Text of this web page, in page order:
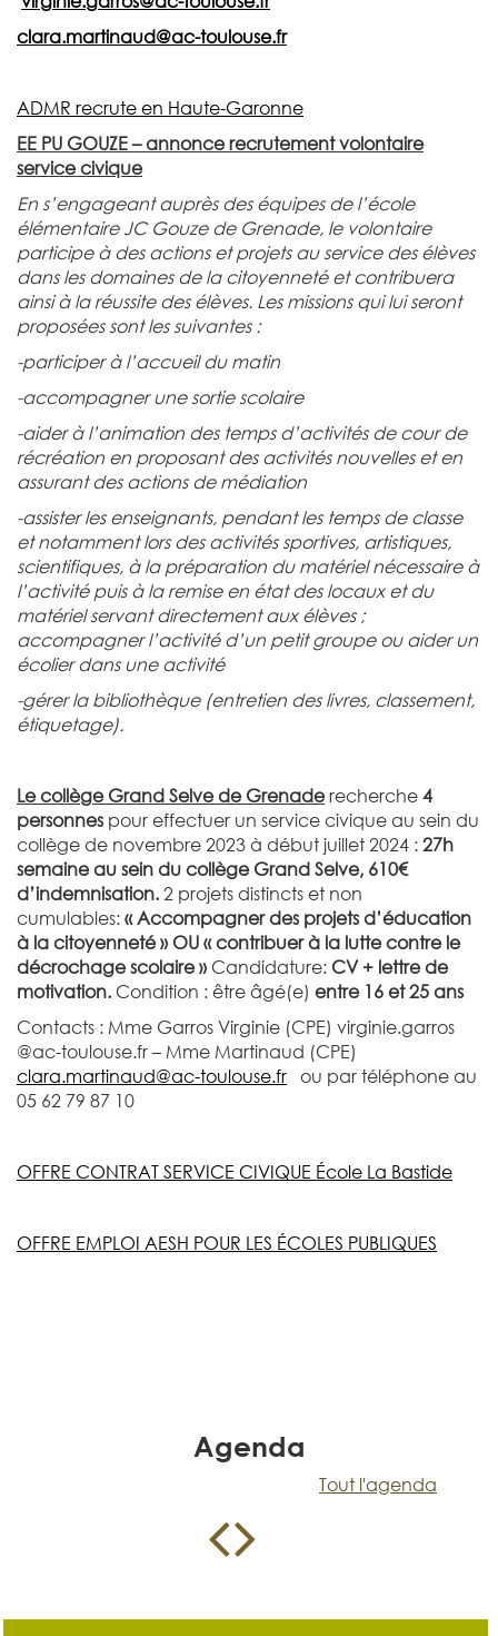
clara.martinaud@ac-toulouse.fr
ADMR recrute en Haute-Garonne
EE PU GOUZE – annonce recrutement volontaire
service civique
En s’engageant auprès des équipes de l’école
élémentaire JC Gouze de Grenade, le volontaire
participe à des actions et projets au service des élèves
dans les domaines de la citoyenneté et contribuera
ainsi à la réussite des élèves. Les missions qui lui seront
proposées sont les suivantes :
-participer à l’accueil du matin
-accompagner une sortie scolaire
-aider à l’animation des temps d’activités de cour de
récréation en proposant des activités nouvelles et en
assurant des actions de médiation
-assister les enseignants, pendant les temps de classe
et notamment lors des activités sportives, artistiques,
scientifiques, à la préparation du matériel nécessaire à
l’activité puis à la remise en état des locaux et du
matériel servant directement aux élèves ;
accompagner l’activité d’un petit groupe ou aider un
écolier dans une activité
-gérer la bibliothèque (entretien des livres, classement,
étiquetage).
Le collège Grand Selve de Grenaderecherche 4
personnes pour effectuer un service civique au sein du
collège de novembre 2023 à début juillet 2024 : 27h
semaine au sein du collège Grand Selve, 610€
d’indemnisation. 2 projets distincts et non
cumulables: « Accompagner des projets d’éducation
à la citoyenneté » OU « contribuer à la lutte contre le
décrochage scolaire » Candidature: CV + lettre de
motivation. Condition : être âgé(e) entre 16 et 25 ans
Contacts : Mme Garros Virginie (CPE) virginie.garros
@ac-toulouse.fr – Mme Martinaud (CPE)
clara.martinaud@ac-toulouse.fr ou par téléphone au
05 62 79 87 10
OFFRE CONTRAT SERVICE CIVIQUE École La Bastide
OFFRE EMPLOI AESH POUR LES ÉCOLES PUBLIQUES
Agenda
Tout l'agenda